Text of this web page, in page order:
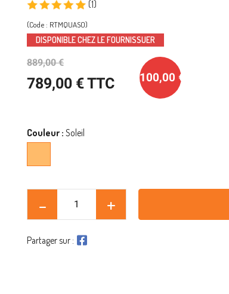
(1)
(Code : RTMQUASO)
DISPONIBLE CHEZ LE FOURNISSUER
889,00 €
789,00 € TTC -100,00 €
Couleur : Soleil
Partager sur :